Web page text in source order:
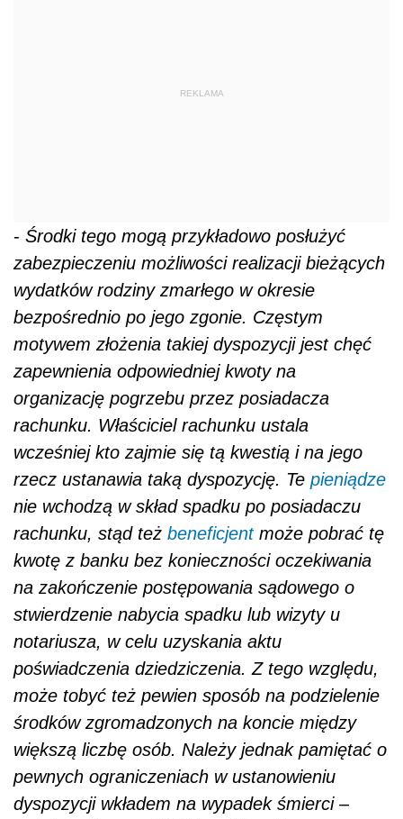
REKLAMA
- Środki tego mogą przykładowo posłużyć
zabezpieczeniu możliwości realizacji bieżących
wydatków rodziny zmarłego w okresie
bezpośrednio po jego zgonie. Częstym
motywem złożenia takiej dyspozycji jest chęć
zapewnienia odpowiedniej kwoty na
organizację pogrzebu przez posiadacza
rachunku. Właściciel rachunku ustala
wcześniej kto zajmie się tą kwestią i na jego
rzecz ustanawia taką dyspozycję. Te pieniądze
nie wchodzą w skład spadku po posiadaczu
rachunku, stąd też beneficjentmoże pobrać tę
kwotę z banku bez konieczności oczekiwania
na zakończenie postępowania sądowego o
stwierdzenie nabycia spadku lub wizyty u
notariusza, w celu uzyskania aktu
poświadczenia dziedziczenia. Z tego względu,
może tobyć też pewien sposób na podzielenie
środków zgromadzonych na koncie między
większą liczbę osób. Należy jednak pamiętać o
pewnych ograniczeniach w ustanowieniu
dyspozycji wkładem na wypadek śmierci–